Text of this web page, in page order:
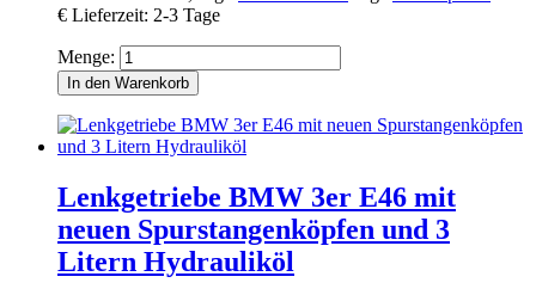
€ Lieferzeit: 2-3 Tage
Menge:
In den Warenkorb
Lenkgetriebe BMW 3er E46 mit
neuen Spurstangenköpfen und 3
Litern Hydrauliköl